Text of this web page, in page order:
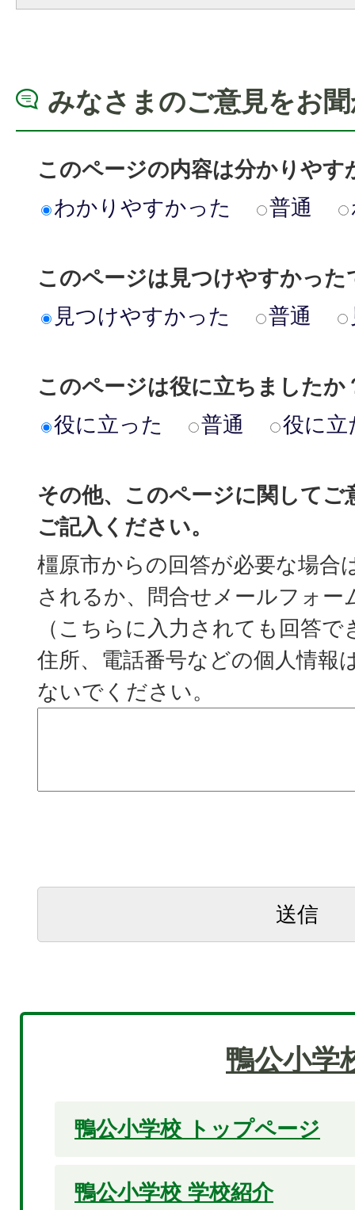
みなさまのご意見をお
このページの内容は分かりやす
わかりやすかった
普通
このページは見つけやすかった
見つけやすかった
普通
このページは役に立ちましたか
役に立った
普通 役に立
その他、このページに関してご
ご記入ください。
橿原市からの回答が必要な場合
されるか、問合せメールフォー
（こちらに入力されても回答
住所、電話番号などの個人情報
ないでください。
鴨公小学
鴨公小学校 トップページ
鴨公小学校 学校紹介